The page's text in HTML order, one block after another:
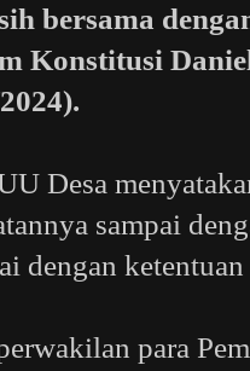
bersama
Konstitusi
Desa
sampai
dengan
para